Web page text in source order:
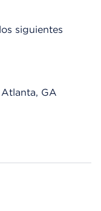
siguientes
GA